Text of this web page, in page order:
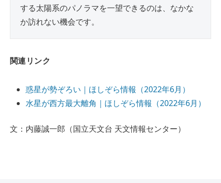
する太陽系のパノラマを一望できるのは、なかな
か訪れない機会です。
関連リンク
惑星が勢ぞろい｜ほしぞら情報（2022年6月）
水星が西方最大離角｜ほしぞら情報（2022年6月）
文：内藤誠一郎（国立天文台 天文情報センター）